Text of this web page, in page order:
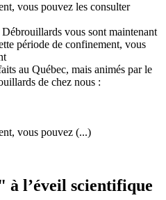
vous pouvez les consulter
vous sont maintenant
période de confinement, vous
au Québec, mais animés par le
de chez nous :
vous pouvez (...)
l’éveil scientifique